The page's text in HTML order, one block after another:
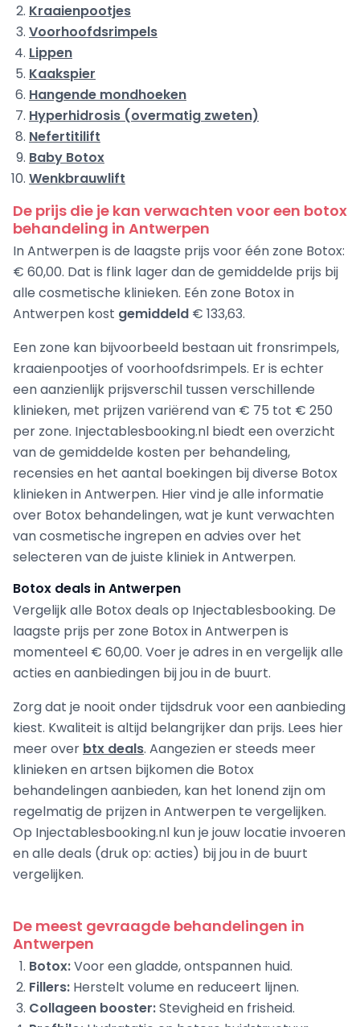
Kraaienpootjes
Voorhoofdsrimpels
Lippen
Kaakspier
Hangende mondhoeken
Hyperhidrosis (overmatig zweten)
Nefertitilift
Baby Botox
Wenkbrauwlift
De prijs die je kan verwachten voor een botox
behandeling in Antwerpen
In Antwerpen is de laagste prijs voor één zone Botox:
€ 60,00. Dat is flink lager dan de gemiddelde prijs bij
alle cosmetische klinieken. Eén zone Botox in
Antwerpen kost gemiddeld € 133,63.
Een zone kan bijvoorbeeld bestaan uit fronsrimpels,
kraaienpootjes of voorhoofdsrimpels. Er is echter
een aanzienlijk prijsverschil tussen verschillende
klinieken, met prijzen variërend van € 75 tot € 250
per zone. Injectablesbooking.nl biedt een overzicht
van de gemiddelde kosten per behandeling,
recensies en het aantal boekingen bij diverse Botox
klinieken in Antwerpen. Hier vind je alle informatie
over Botox behandelingen, wat je kunt verwachten
van cosmetische ingrepen en advies over het
selecteren van de juiste kliniek in Antwerpen.
Botox deals in Antwerpen
Vergelijk alle Botox deals op Injectablesbooking. De
laagste prijs per zone Botox in Antwerpen is
momenteel € 60,00. Voer je adres in en vergelijk alle
acties en aanbiedingen bij jou in de buurt.
Zorg dat je nooit onder tijdsdruk voor een aanbieding
kiest. Kwaliteit is altijd belangrijker dan prijs. Lees hier
meer over btx deals. Aangezien er steeds meer
klinieken en artsen bijkomen die Botox
behandelingen aanbieden, kan het lonend zijn om
regelmatig de prijzen in Antwerpen te vergelijken.
Op Injectablesbooking.nl kun je jouw locatie invoeren
en alle deals (druk op: acties) bij jou in de buurt
vergelijken.
De meest gevraagde behandelingen in
Antwerpen
Botox:Voor een gladde, ontspannen huid.
Fillers: Herstelt volume en reduceert lijnen.
Collageen booster:Stevigheid en frisheid.